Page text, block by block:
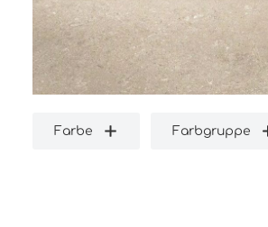
Farbe Farbgruppe